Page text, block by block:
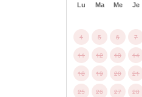
Lu Ma Me Je
4 5 6 7
11 12 13 14
18 19 20 21
25 26 27 28